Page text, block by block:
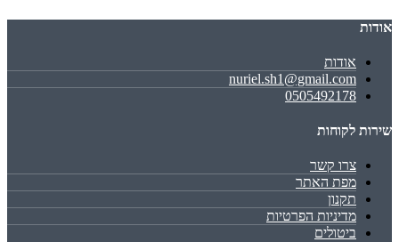
אודות
אודות
nuriel.sh1@gmail.com
0505492178
שירות לקוחות
צרו קשר
מפת האתר
תקנון
מדיניות הפרטיות
ביטולים